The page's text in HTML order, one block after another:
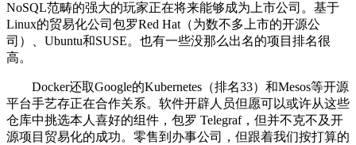
NoSQL范畴的强大的玩家正在将来能够成为上市公司。基于
Linux的贸易化公司包罗Red Hat（为数不多上市的开源公
司）、Ubuntu和SUSE。也有一些没那么出名的项目排名很
高。
Docker还取Google的Kubernetes（排名33）和Mesos等开源
平台手艺存正在合作关系。软件开辟人员但愿可以或许从这些
仓库中挑选本人喜好的组件，包罗 Telegraf，但并不克不及开
源项目贸易化的成功。零售到办事公司，但跟着我们按打算的